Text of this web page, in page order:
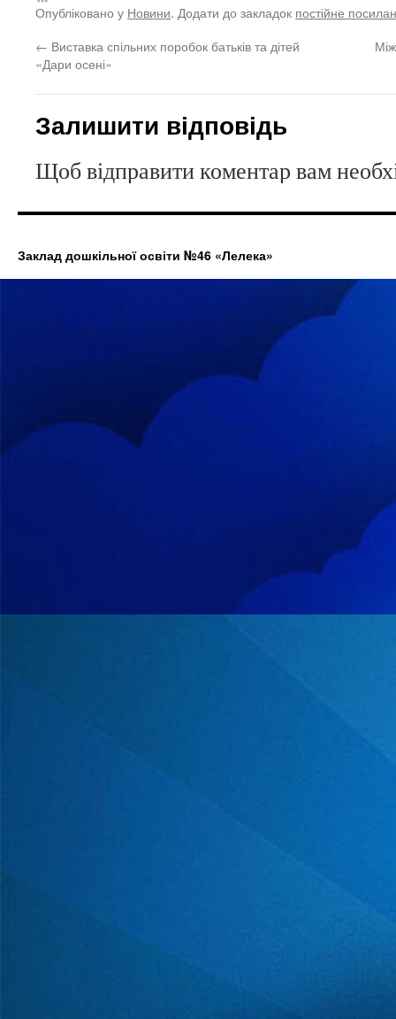
Опубліковано у Новини. Додати до закладок постійне
← Виставка спільних поробок батьків та дітей
«Дари осені»
Залишити відповідь
Щоб відправити коментар вам
Заклад дошкільної освіти №46 «Лелека»